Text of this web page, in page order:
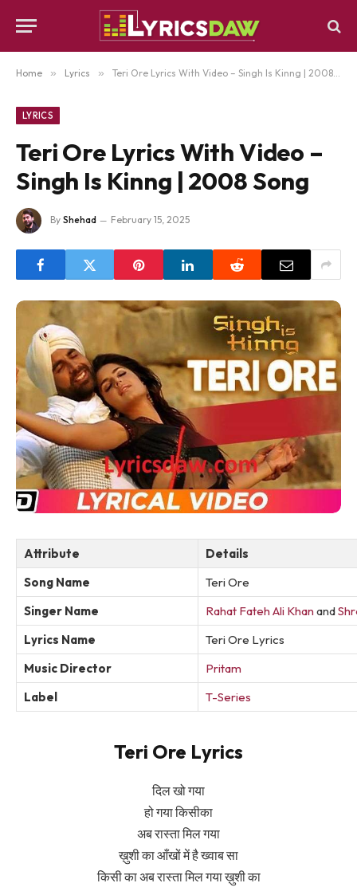
Home » Lyrics » Teri Ore Lyrics With Video – Singh Is Kinng | 2008 Song
LYRICS
Teri Ore Lyrics With Video –
Singh Is Kinng | 2008 Song
By Shehad February 15, 2025
Attribute
Details
Song Name
Teri Ore
Singer Name
Rahat Fateh Ali Khan and
Lyrics Name
Teri Ore Lyrics
Music Director
Pritam
Label
T-Series
Teri Ore Lyrics
दिल खो गया
हो गया किसीका
अब रास्ता मिल गया
ख़ुशी का आँखों में है ख्वाब सा
किसी का अब रास्ता मिल गया ख़ुशी का